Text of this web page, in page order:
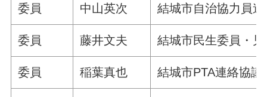
委員 中山英次 結城市自治協力員
委員 藤井文夫 結城市民生委員・
委員 稲葉真也 結城市PTA連絡協